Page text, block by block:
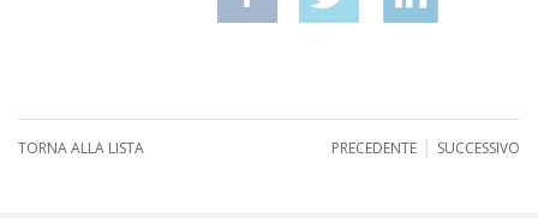
TORNA ALLA LISTA PRECEDENTE | SUCCESSIVO